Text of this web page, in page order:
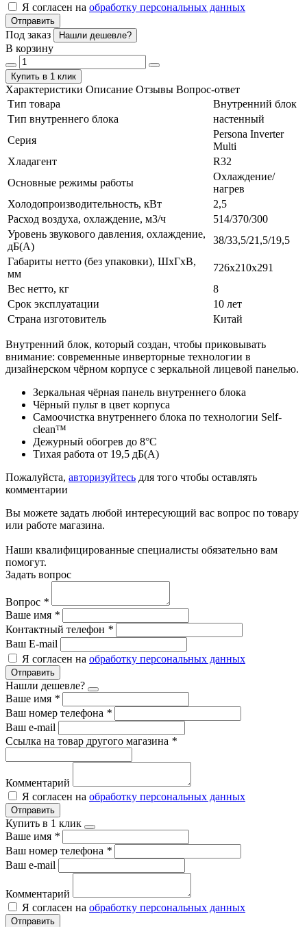
Я согласен на обработку персональных данных
Отправить
Под заказ Нашли дешевле?
В корзину
Купить в 1 клик
Характеристики Описание Отзывы Вопрос-ответ
Тип товара
Внутренний блок
Тип внутреннего блока
настенный
Серия
Persona Inverter
Multi
Хладагент
R32
Основные режимы работы
Охлаждение/
нагрев
Холодопроизводительность, кВт
2,5
Расход воздуха, охлаждение, м3/ч
514/370/300
Уровень звукового давления, охлаждение,
дБ(А)
38/33,5/21,5/19,5
Габариты нетто (без упаковки), ШхГхВ,
мм
726х210х291
Вес нетто, кг
8
Срок эксплуатации
10 лет
Страна изготовитель
Китай
Внутренний блок, который создан, чтобы приковывать
внимание: современные инверторные технологии в
дизайнерском чёрном корпусе с зеркальной лицевой панелью.
Зеркальная чёрная панель внутреннего блока
Чёрный пульт в цвет корпуса
Самоочистка внутреннего блока по технологии Self-
clean™
Дежурный обогрев до 8°С
Тихая работа от 19,5 дБ(А)
Пожалуйста, авторизуйтесь для того чтобы оставлять
комментарии
Вы можете задать любой интересующий вас вопрос по товару
или работе магазина.
Наши квалифицированные специалисты обязательно вам
помогут.
Задать вопрос
Вопрос *
Ваше имя *
Контактный телефон *
Ваш E-mail
Я согласен на обработку персональных данных
Отправить
Нашли дешевле?
Ваше имя *
Ваш номер телефона *
Ваш e-mail
Ссылка на товар другого магазина *
Комментарий
Я согласен на обработку персональных данных
Отправить
Купить в 1 клик
Ваше имя *
Ваш номер телефона *
Ваш e-mail
Комментарий
Я согласен на обработку персональных данных
Отправить